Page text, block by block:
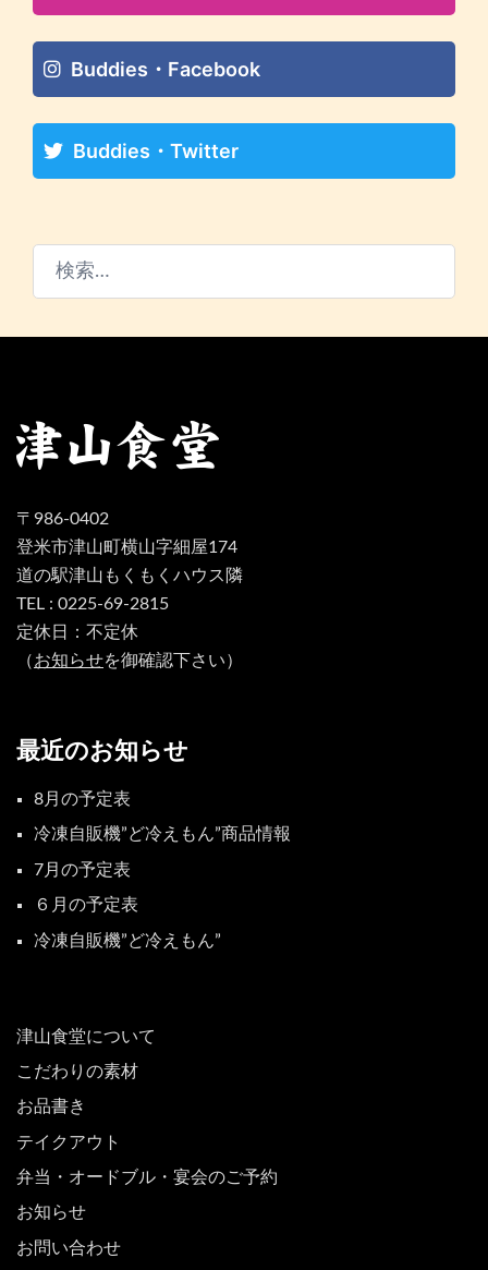
Buddies・Facebook
Buddies・Twitter
索:
〒986-0402
登米市津山町横山字細屋174
道の駅津山もくもくハウス隣
TEL : 0225-69-2815
定休日：不定休
（お知らせを御確認下さい）
最近のお知らせ
8月の予定表
冷凍自販機”ど冷えもん”商品情報
7月の予定表
６月の予定表
冷凍自販機”ど冷えもん”
津山食堂について
こだわりの素材
お品書き
テイクアウト
弁当・オードブル・宴会のご予約
お知らせ
お問い合わせ